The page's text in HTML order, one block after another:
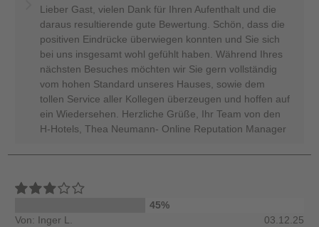
Lieber Gast, vielen Dank für Ihren Aufenthalt und die
daraus resultierende gute Bewertung. Schön, dass die
positiven Eindrücke überwiegen konnten und Sie sich
bei uns insgesamt wohl gefühlt haben. Während Ihres
nächsten Besuches möchten wir Sie gern vollständig
vom hohen Standard unseres Hauses, sowie dem
tollen Service aller Kollegen überzeugen und hoffen auf
ein Wiedersehen. Herzliche Grüße, Ihr Team von den
H-Hotels, Thea Neumann- Online Reputation Manager
45%
Von: Inger L.
03.12.25